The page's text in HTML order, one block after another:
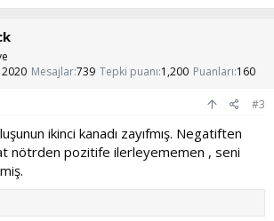
2020 Mesajlar739 Tepki puanı 1,200 Puanları 160
#3
ikinci kanadı zayıfmış. Negatiften
nötrden pozitife ilerleyememen , seni